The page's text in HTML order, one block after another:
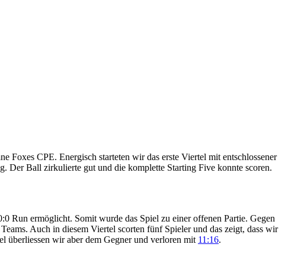
Foxes CPE. Energisch starteten wir das erste Viertel mit entschlossener
Ball zirkulierte gut und die komplette Starting Five konnte scoren.
Run ermöglicht. Somit wurde das Spiel zu einer offenen Partie. Gegen
Auch in diesem Viertel scorten fünf Spieler und das zeigt, dass wir
überliessen wir aber dem Gegner und verloren mit 11:16.